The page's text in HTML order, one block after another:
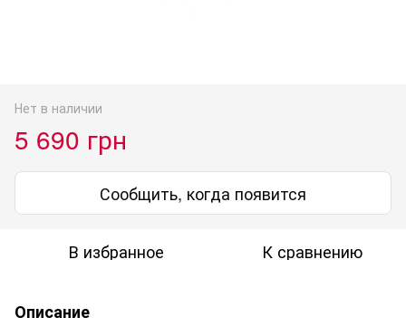
Нет в наличии
5 690 грн
Сообщить, когда появится
В избранное К сравнению
Описание